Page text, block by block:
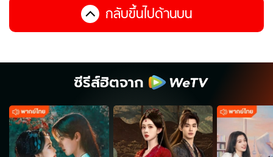
กลับขึ้นไปด้านบน
ซีรีส์ฮิตจาก